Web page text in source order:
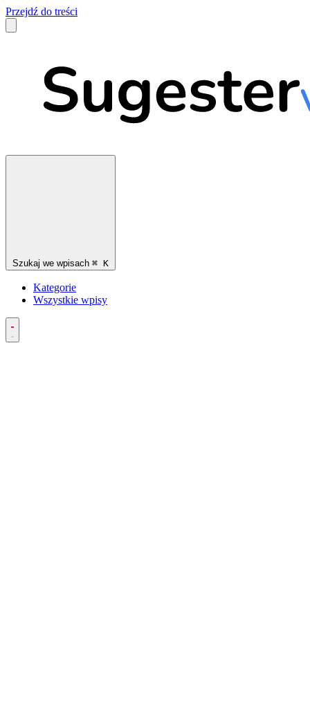
Przejdź do treści
Szukaj we wpisach ⌘ K
Kategorie
Wszystkie wpisy